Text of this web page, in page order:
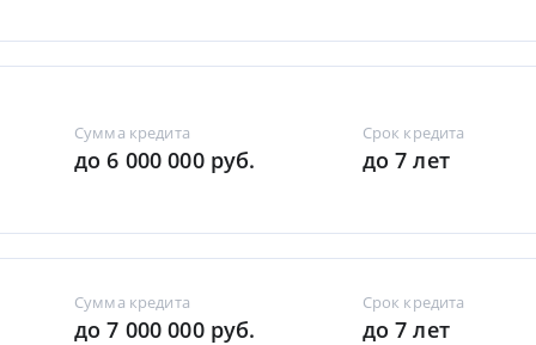
Сумма кредита
до 6 000 000 руб.
Срок кредита
до 7 лет
Сумма кредита
до 7 000 000 руб.
Срок кредита
до 7 лет